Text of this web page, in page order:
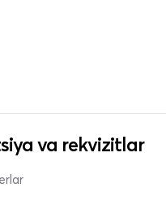
va rekvizitlar